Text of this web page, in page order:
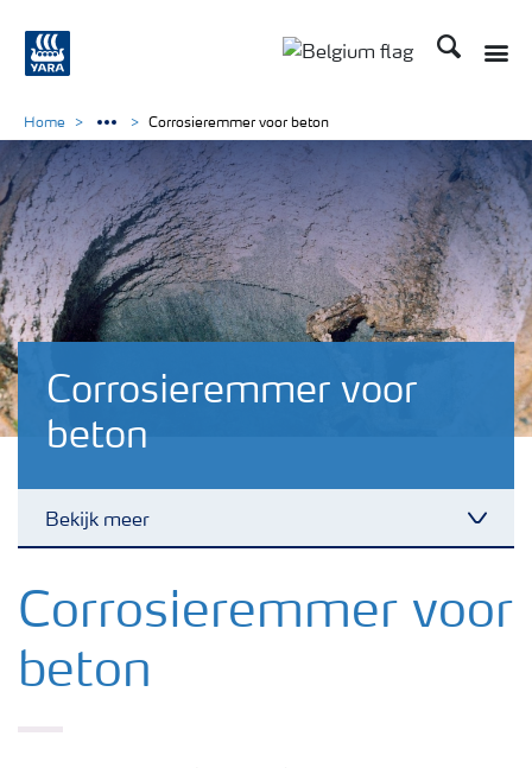
Zoek op
Corrosieremmer voor
beton
Bekijk meer
Betonmengsels
Corrosieremmer voor beton
Home Corrosieremmer voor beton
Corrosieremmer voor
beton